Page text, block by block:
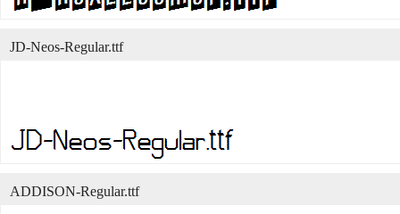
JD-Neos-Regular.ttf
ADDISON-Regular.ttf